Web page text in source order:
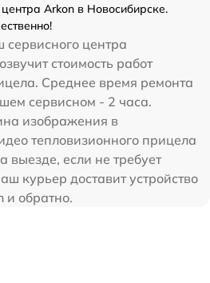
Arkon в Новосибирске.
центра
стоимость работ
Среднее время ремонта
сервисном - 2 часа.
изображения в
тепловизионного прицела
выезде, если не требует
курьер доставит устройство
и обратно.